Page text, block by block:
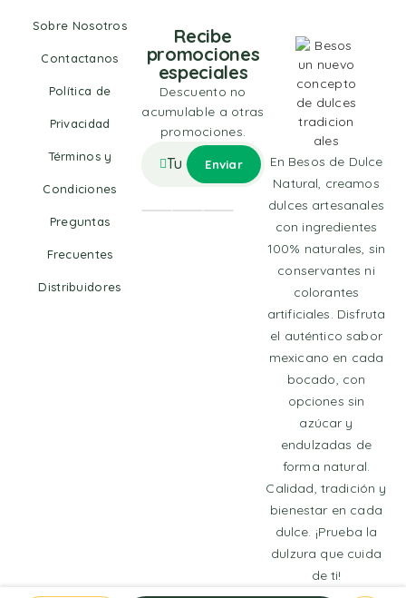
Sobre Nosotros
Contactanos
Política de
Privacidad
Términos y
Condiciones
Preguntas
Frecuentes
Distribuidores
En Besos de Dulce
Natural, creamos
dulces artesanales
con ingredientes
100% naturales, sin
conservantes ni
colorantes
artificiales. Disfruta
el auténtico sabor
mexicano en cada
bocado, con
opciones sin
azúcar y
endulzadas de
forma natural.
Calidad, tradición y
bienestar en cada
dulce. ¡Prueba la
dulzura que cuida
de ti!
Recibe
promociones
especiales
Descuento no
acumulable a otras
promociones.